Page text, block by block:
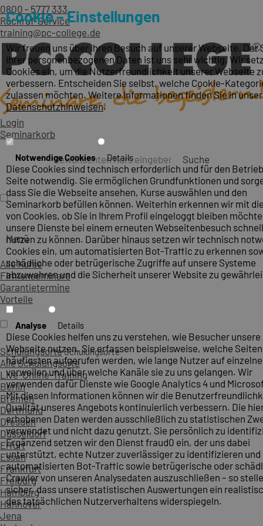
0800 - 5777 333
Rückruf-Service
training@pc-college.de
Login
Seminarkorb
Suche
Menü
Alle Kurse
Firmenseminare
Garantietermine
Vorteile
SchulungsorteSchulungsorte
Alle Schulungsorte
Live-Online-Training
Berlin
Bremen
Dortmund
Dresden
Düsseldorf
Erfurt
Essen
Frankfurt
Freiburg
Hamburg
Hannover
Jena
Cookie – Einstellungen
Wir freuen uns über Ihren Besuch auf unserer Webseite. Der
Ihrer personenbezogenen Daten ist uns sehr wichtig. Wir
Cookies ein, um die Nutzerfreundlichkeit unserer Webseite
verbessern. Entscheiden Sie selbst, welche Cookie-
zulassen möchten. Weitere Informationen finden Sie in
Datenschutzhinweisen.
Notwendige Cookies Details
Diese Cookies sind technisch erforderlich und für den
Seite notwendig. Sie ermöglichen Grundfunktionen und
dass Sie die Webseite ansehen, Kurse auswählen und den
Seminarkorb befüllen können. Weiterhin erkennen wir mit
von Cookies, ob Sie in Ihrem Profil eingeloggt bleiben
unsere Dienste bei einem erneuten Webseitenbesuch
nutzen zu können. Darüber hinaus setzen wir technisch
Cookies ein, um automatisierten Bot-Traffic zu erkennen
schädliche oder betrügerische Zugriffe auf unsere Systeme
abzuwehren und die Sicherheit unserer Website zu
Analyse Details
Diese Cookies helfen uns zu verstehen, wie Besucher unsere
Webseite nutzen. Sie erfassen beispielsweise, welche
häufigsten aufgerufen werden, wie lange Nutzer auf
verweilen und über welche Kanäle sie zu uns gelangen. Wir
verwenden dafür Dienste wie Google Analytics 4 und
Mit diesen Informationen können wir die
Qualität unseres Angebots kontinuierlich verbessern. Die
erhobenen Daten werden ausschließlich zu statistischen
verwendet und nicht dazu genutzt, Sie persönlich zu
Ergänzend setzen wir den Dienst fraud0 ein, der uns dabei
unterstützt, echte Nutzer zuverlässiger zu identifizieren und
automatisierten Bot-Traffic sowie betrügerische oder
Crawler von unseren Analysedaten auszuschließen – so
sicher, dass unsere statistischen Auswertungen ein
des tatsächlichen Nutzerverhaltens widerspiegeln.